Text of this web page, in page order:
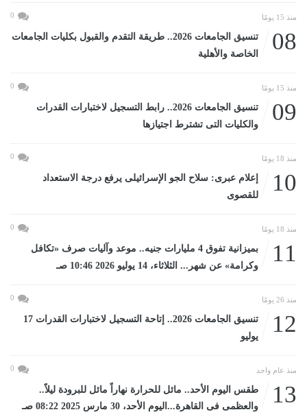
منذ 15 يومًا 0
08
تنسيق الجامعات 2026.. طريقة التقدم والقبول بكليات الجامعات
الخاصة والأهلية
منذ 15 يومًا 0
09
تنسيق الجامعات 2026.. رابط التسجيل لاختبارات القدرات
والكليات التى تشترط اجتيازها
منذ 18 يومًا 0
10
إعلام عبرى: سلاح الجو الإسرائيلى يرفع درجة الاستعداد
للقصوى
منذ 18 يومًا 0
11
بميزانية تفوق 4 مليارات جنيه.. موعد وآليات صرف «تكافل
وكرامة» عن شهر... الثلاثاء، 14 يوليو 2026 10:46 صـ
منذ 26 يومًا 0
12
تنسيق الجامعات 2026.. إتاحة التسجيل لاختبارات القدرات 17
يوليو
منذ عام واحد 0
13
طقس اليوم الأحد.. مائل للحرارة نهاراً مائل للبرودة ليلاً..
والعظمى فى القاهرة...اليوم الأحد، 30 مارس 2025 08:22 صـ